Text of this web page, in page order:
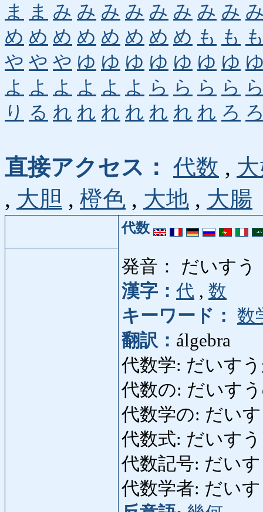
ま
ま み み み み み み み み
め め め め め め め め も も
や や や ゆ ゆ ゆ ゆ ゆ ゆ ゆ
よ よ よ よ よ よ ら ら ら ら
り る れ れ れ れ れ れ れ ろ
直接アクセス： 代数 ,
, 大胆 , 橙色 , 大地 , 大腸
代数
発音： だいすう
漢字： 代 , 数
キーワード： 数
翻訳： álgebra
代数学: だいす
代数の: だいす
代数学の: だい
代数式: だいすう
代数記号: だい
代数学者: だい